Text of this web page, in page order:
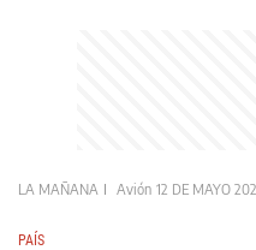
LA MAÑANA Avión 12 DE MAYO
PAÍS